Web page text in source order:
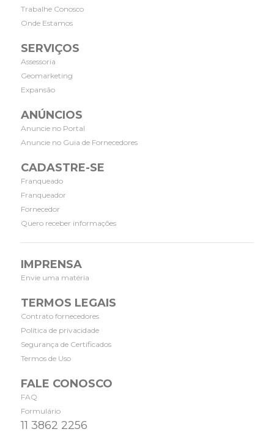
Trabalhe Conosco
Onde Estamos
SERVIÇOS
Assessoria
Geomarketing
Expansão
ANÚNCIOS
Anuncie no Portal
Anuncie no Guia de Fornecedores
CADASTRE-SE
Franqueado
Franqueador
Fornecedor
Quero receber informações
IMPRENSA
Envie uma matéria
TERMOS LEGAIS
Contrato fornecedores
Política de privacidade
Segurança de Certificados
Termos de Uso
FALE CONOSCO
FAQ
Formulário
11 3862 2256